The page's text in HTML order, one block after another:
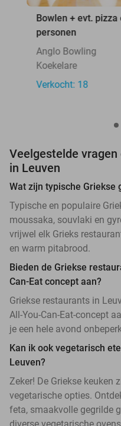
Bowlen + evt.
personen
Anglo Bowling
Koekelare
Verkocht: 18
Veelgestelde
in Leuven
Wat zijn typische Griekse
Typische en populaire
moussaka, souvlaki en
vrijwel elk Grieks
en warm pitabrood.
Bieden de Griekse
Can-Eat concept aan?
Griekse restaurants in
All-You-Can-Eat-concept
je een hele avond
Kan ik ook vegetarisch
Leuven?
Zeker! De Griekse keuken
vegetarische opties.
feta, smaakvolle gegrilde
diverse vegetarische